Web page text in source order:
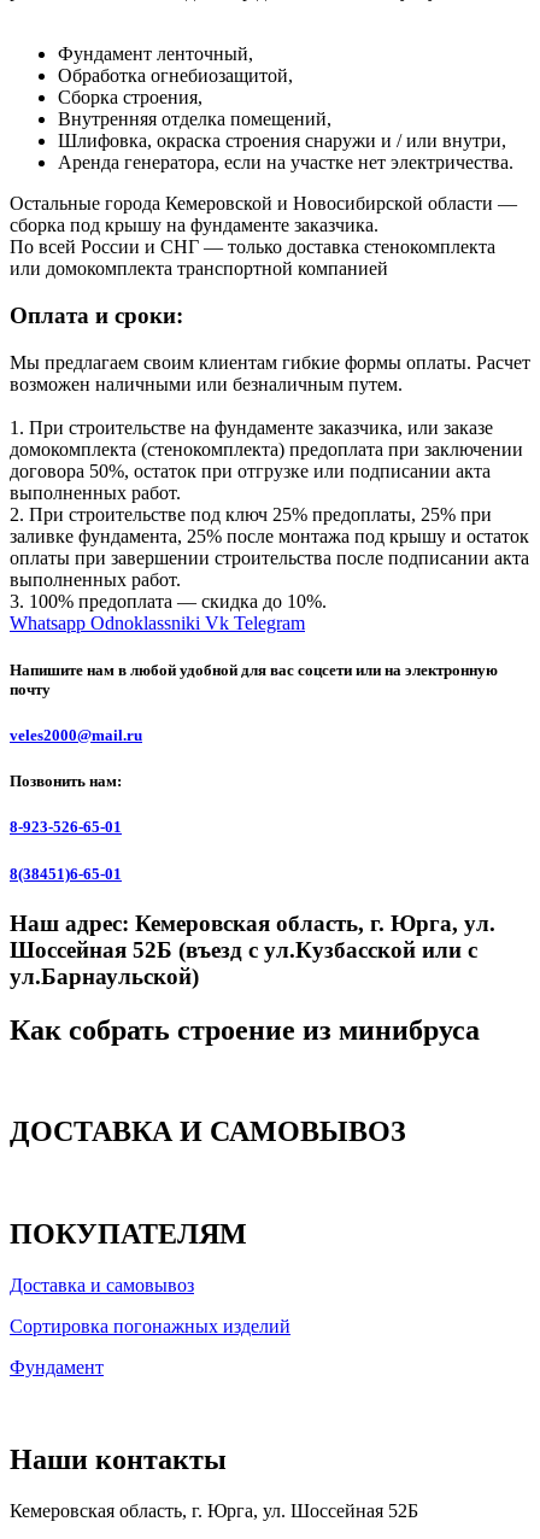
Фундамент ленточный,
Обработка огнебиозащитой,
Сборка строения,
Внутренняя отделка помещений,
Шлифовка, окраска строения снаружи и / или внутри,
Аренда генератора, если на участке нет электричества.
Остальные города Кемеровской и Новосибирской области —
сборка под крышу на фундаменте заказчика.
По всей России и СНГ — только доставка стенокомплекта
или домокомплекта транспортной компанией
Оплата и сроки:
Мы предлагаем своим клиентам гибкие формы оплаты. Расчет
возможен наличными или безналичным путем.
1. При строительстве на фундаменте заказчика, или заказе
домокомплекта (стенокомплекта) предоплата при заключении
договора 50%, остаток при отгрузке или подписании акта
выполненных работ.
2. При строительстве под ключ 25% предоплаты, 25% при
заливке фундамента, 25% после монтажа под крышу и остаток
оплаты при завершении строительства после подписании акта
выполненных работ.
3. 100% предоплата — скидка до 10%.
Whatsapp Odnoklassniki Vk Telegram
Напишите нам в любой удобной для вас соцсети или на электронную
почту
veles2000@mail.ru
Позвонить нам:
8-923-526-65-01
8(38451)6-65-01
Наш адрес: Кемеровская область, г. Юрга, ул.
Шоссейная 52Б (въезд с ул.Кузбасской или с
ул.Барнаульской)
Как собрать строение из минибруса
ДОСТАВКА И САМОВЫВОЗ
ПОКУПАТЕЛЯМ
Доставка и самовывоз
Сортировка погонажных изделий
Фундамент
Наши контакты
Кемеровская область, г. Юрга, ул. Шоссейная 52Б